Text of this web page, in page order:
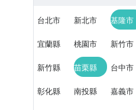
台北市 新北市 基隆市
宜蘭縣 桃園市 新竹市
新竹縣 苗栗縣 台中市
彰化縣 南投縣 嘉義市